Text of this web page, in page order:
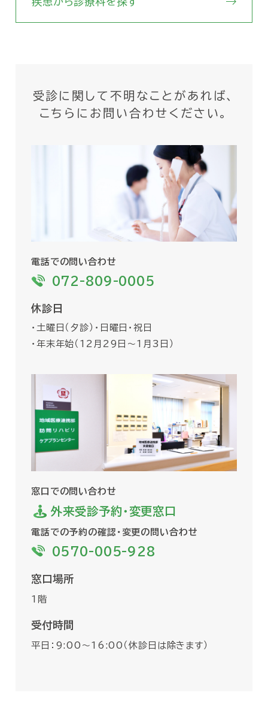
受診に関して不明なことがあれば、
こちらにお問い合わせください。
電話での問い合わせ
072-809-0005
休診日
・土曜日（夕診）・日曜日・祝日
・年末年始（12月29日〜1月3日）
窓口での問い合わせ
外来受診予約・変更窓口
電話での予約の確認・変更の問い合わせ
0570-005-928
窓口場所
1階
受付時間
平日：9:00〜16:00（休診日は除きます）